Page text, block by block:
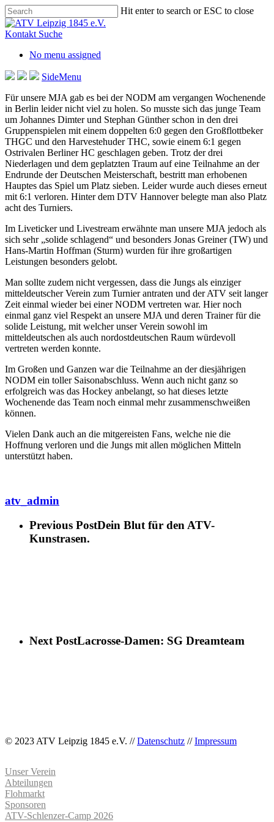
Skip
to
main
Hit enter to search or ESC to close
Close
Search
Kontakt Suche
No menu assigned
SideMenu
Für unsere MJA gab es bei der NODM am vergangen Wochenende
in Berlin leider nicht viel zu holen. So musste sich das junge Team
um Johannes Dimter und Stephan Günther schon in den drei
Gruppenspielen mit einem doppelten 6:0 gegen den Großflottbeker
THGC und den Harvestehuder THC, sowie einem 6:1 gegen
Ostrivalen Berliner HC geschlagen geben. Trotz der drei
Niederlagen und dem geplatzten Traum auf eine Teilnahme an der
Endrunde der Deutschen Meisterschaft, bestritt man erhobenen
Hauptes das Spiel um Platz sieben. Leider wurde auch dieses erneut
mit 6:1 verloren. Hinter dem DTV Hannover belegte man also Platz
acht des Turniers.
Im Liveticker und Livestream erwähnte man unsere MJA jedoch als
sich sehr „solide schlagend“ und besonders Jonas Greiner (TW) und
Hans-Martin Hoffman (Sturm) wurden für ihre großartigen
Leistungen besonders gelobt.
Man sollte zudem nicht vergessen, dass die Jungs als einziger
mitteldeutscher Verein zum Turnier antraten und der ATV seit langer
Zeit einmal wieder bei einer NODM vertreten war. Hier noch
einmal ganz viel Respekt an unsere MJA und deren Trainer für die
solide Leistung, mit welcher unser Verein sowohl im
mitteldeutschen als auch nordostdeutschen Raum würdevoll
vertreten werden konnte.
Im Großen und Ganzen war die Teilnahme an der diesjährigen
NODM ein toller Saisonabschluss. Wenn auch nicht ganz so
erfolgreich was das Hockey anbelangt, so hat dieses letzte
Wochenende das Team noch einmal mehr zusammenschweißen
können.
Vielen Dank auch an die mitgereisten Fans, welche nie die
Hoffnung verloren und die Jungs mit allen möglichen Mitteln
unterstützt haben.
atv_admin
Previous PostDein Blut für den ATV-
Kunstrasen.
Next PostLacrosse-Damen: SG Dreamteam
© 2023 ATV Leipzig 1845 e.V. //Datenschutz //Impressum
Unser Verein
Abteilungen
Flohmarkt
Sponsoren
ATV-Schlenzer-Camp 2026